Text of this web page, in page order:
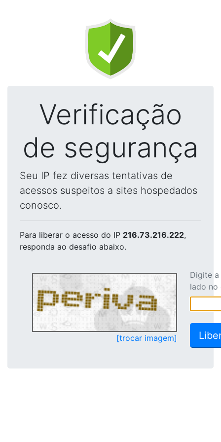
Verificação
de segurança
Seu IP fez diversas tentativas de
acessos suspeitos a sites hospedados
conosco.
Para liberar o acesso do IP 216.73.216.222,
responda ao desafio abaixo.
[trocar imagem]
Digite
lado no